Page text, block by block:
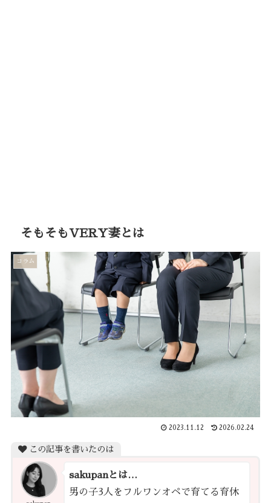
そもそもVERY妻とは
コラム
2023.11.12 2026.02.24
この記事を書いたのは
sakupanとは…
男の子3人をフルワンオペで育てる育休